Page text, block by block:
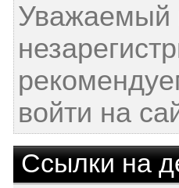
Уважаемый
войти на
Ссылки на